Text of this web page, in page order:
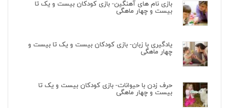
بازی نام های آهنگین- بازی کودکان بیست و یک تا
بیست و چهار ماهگی
یادگیری با زبان- بازی کودکان بیست و یک تا بیست و
چهار ماهگی
حرف زدن با حیوانات- بازی کودکان بیست و یک تا
بیست و چهار ماهگی